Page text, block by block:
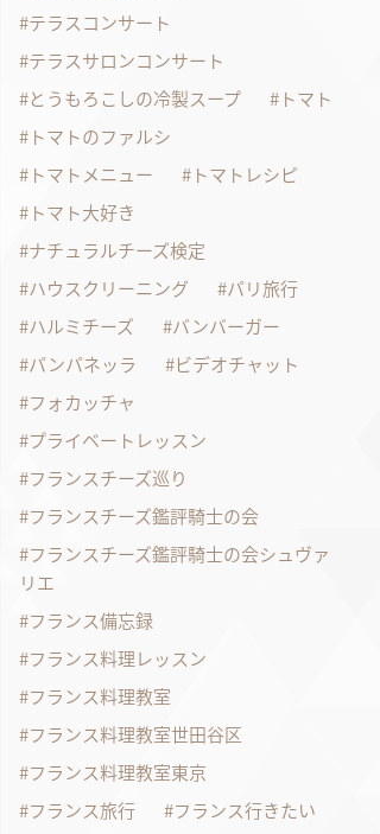
テラスコンサート
テラスサロンコンサート
とうもろこしの冷製スープ
トマト
トマトのファルシ
トマトメニュー
トマトレシピ
トマト大好き
ナチュラルチーズ検定
ハウスクリーニング
パリ旅行
ハルミチーズ
バンバーガー
パンパネッラ
ビデオチャット
フォカッチャ
プライベートレッスン
フランスチーズ巡り
フランスチーズ鑑評騎士の会
フランスチーズ鑑評騎士の会シュヴァ
リエ
フランス備忘録
フランス料理レッスン
フランス料理教室
フランス料理教室世田谷区
フランス料理教室東京
フランス旅行
フランス行きたい